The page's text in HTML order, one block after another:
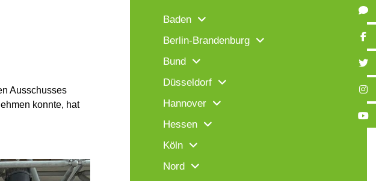
Ausschusses
konnte, hat
Baden
Berlin-Brandenburg
Bund
Düsseldorf
Hannover
Hessen
Köln
Nord